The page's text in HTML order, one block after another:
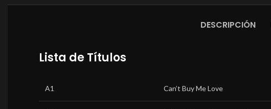
DESCRIPCIÓN
Lista de Títulos
A1 Can’t Buy Me Love